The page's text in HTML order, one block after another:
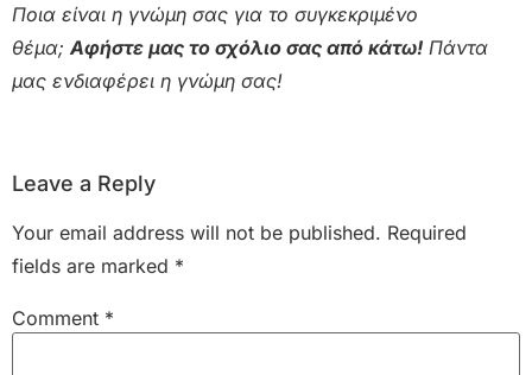
Ποια είναι η γνώμη σας για το συγκεκριμένο
θέμα; Αφήστε μας το σχόλιο σας από κάτω! Πάντα
μας ενδιαφέρει η γνώμη σας!
Leave a Reply
Your email address will not be published. Required
fields are marked *
Comment *